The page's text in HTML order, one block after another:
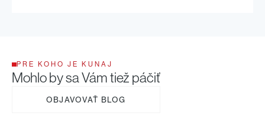
PRE KOHO JE KUNAJ
Mohlo by sa Vám tiež páčiť
OBJAVOVAŤ BLOG